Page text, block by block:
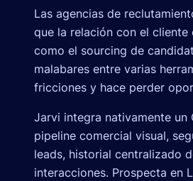
Las agencias de
que la relación con el cliente
como el sourcing de
malabares entre varias
fricciones y hace perder
Jarvi integra nativamente un
pipeline comercial visual,
leads, historial centralizado
interacciones. Prospecta en